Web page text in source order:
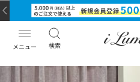
メニュー 検索